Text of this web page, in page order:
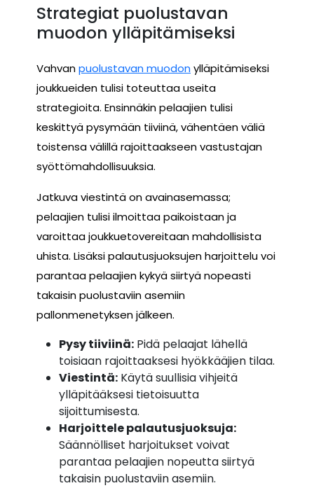
Strategiat puolustavan
muodon ylläpitämiseksi
Vahvanpuolustavan muodon ylläpitämiseksi
joukkueiden tulisi toteuttaa useita
strategioita. Ensinnäkin pelaajien tulisi
keskittyä pysymään tiiviinä, vähentäen väliä
toistensa välillä rajoittaakseen vastustajan
syöttömahdollisuuksia.
Jatkuva viestintä on avainasemassa;
pelaajien tulisi ilmoittaa paikoistaan ja
varoittaa joukkuetovereitaan mahdollisista
uhista. Lisäksi palautusjuoksujen harjoittelu voi
parantaa pelaajien kykyä siirtyä nopeasti
takaisin puolustaviin asemiin
pallonmenetyksen jälkeen.
Pysy tiiviinä: Pidä pelaajat lähellä
toisiaan rajoittaaksesi hyökkääjien tilaa.
Viestintä: Käytä suullisia vihjeitä
ylläpitääksesi tietoisuutta
sijoittumisesta.
Harjoittele palautusjuoksuja:
Säännölliset harjoitukset voivat
parantaa pelaajien nopeutta siirtyä
takaisin puolustaviin asemiin.